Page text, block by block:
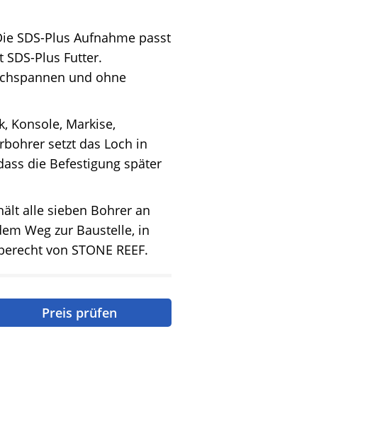
SDS-Plus Aufnahme passt
Plus Futter.
und ohne
Konsole, Markise,
setzt das Loch in
die Befestigung später
alle sieben Bohrer an
Weg zur Baustelle, in
von STONE REEF.
Preis prüfen